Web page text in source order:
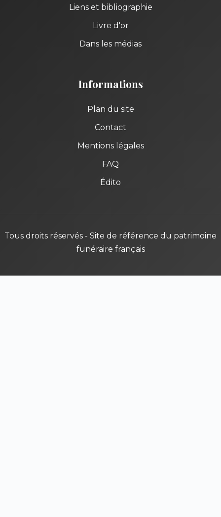
Liens et bibliographie
Livre d'or
Dans les médias
Informations
Plan du site
Contact
Mentions légales
FAQ
Édito
Tous droits réservés - Site de référence du patrimoine
funéraire français